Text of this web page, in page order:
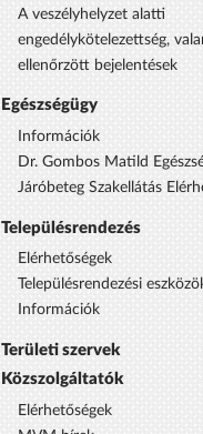
A veszélyhelyzet alatti
engedélykötelezettség,
ellenőrzött bejelentések
Egészségügy
Információk
Dr. Gombos Matild
Járóbeteg Szakellátás
Településrendezés
Elérhetőségek
Településrendezési
Információk
Területi szervek
Közszolgáltatók
Elérhetőségek